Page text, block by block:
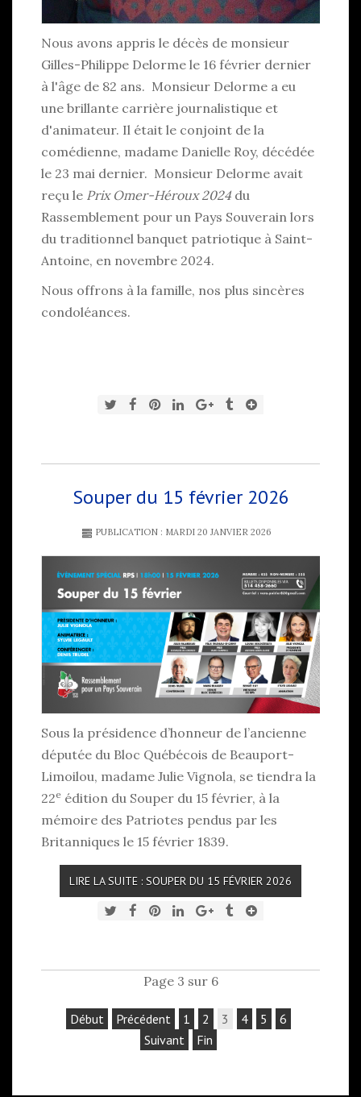
Nous avons appris le décès de monsieur
Gilles-Philippe Delorme le 16 février dernier
à l'âge de 82 ans. Monsieur Delorme a eu
une brillante carrière journalistique et
d'animateur. Il était le conjoint de la
comédienne, madame Danielle Roy, décédée
le 23 mai dernier. Monsieur Delorme avait
reçu le Prix Omer-Héroux 2024 du
Rassemblement pour un Pays Souverain lors
du traditionnel banquet patriotique à Saint-
Antoine, en novembre 2024.
Nous offrons à la famille, nos plus sincères
condoléances.
Souper du 15 février 2026
PUBLICATION : MARDI 20 JANVIER 2026
Sous la présidence d’honneur de l’ancienne
députée du Bloc Québécois de Beauport-
Limoilou, madame Julie Vignola, se tiendra la
22e édition du Souper du 15 février, à la
mémoire des Patriotes pendus par les
Britanniques le 15 février 1839.
LIRE LA SUITE : SOUPER DU 15 FÉVRIER 2026
Page 3 sur 6
Début Précédent 1 2 3 4 5
6
Suivant
Fin